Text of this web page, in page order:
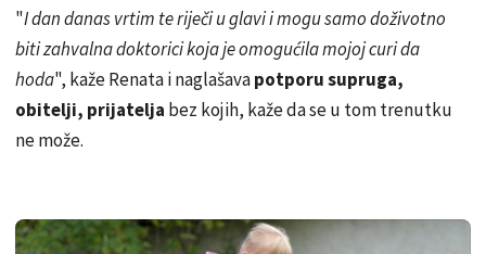
"I dan danas vrtim te riječi u glavi i mogu samo doživotno
biti zahvalna doktorici koja je omogućila mojoj curi da
hoda", kaže Renata i naglašavapotporu supruga,
obitelji, prijatelja bez kojih, kaže da se u tom trenutku
ne može.